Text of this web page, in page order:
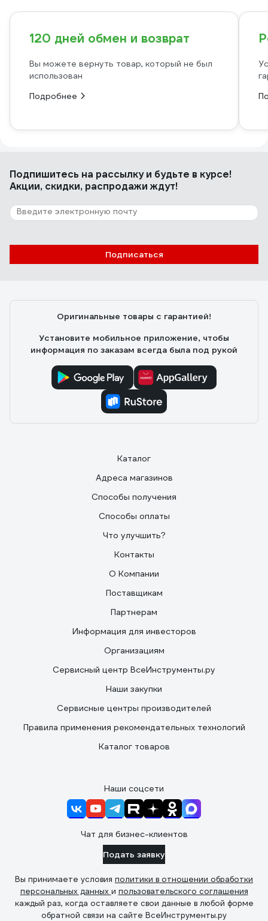
120 дней обмен и возврат
Вы можете вернуть товар, который не был
использован
Подробнее
Подпишитесь на рассылкуи будьте в курсе!
Акции, скидки, распродажи ждут!
Подписаться
Оригинальные товары с гарантией!
Установите мобильное приложение, чтобы
информация по заказам всегда была под рукой
Каталог
Адреса магазинов
Способы получения
Способы оплаты
Что улучшить?
Контакты
О Компании
Поставщикам
Партнерам
Информация для инвесторов
Организациям
Сервисный центр ВсеИнструменты.ру
Наши закупки
Сервисные центры производителей
Правила применения рекомендательных технологий
Каталог товаров
Наши соцсети
Чат для бизнес-клиентов
Подать заявку
Вы принимаете условия политики в отношении обработки
персональных данных и пользовательского соглашения
каждый раз, когда оставляете свои данные в любой форме
обратной связи на сайте ВсеИнструменты.ру